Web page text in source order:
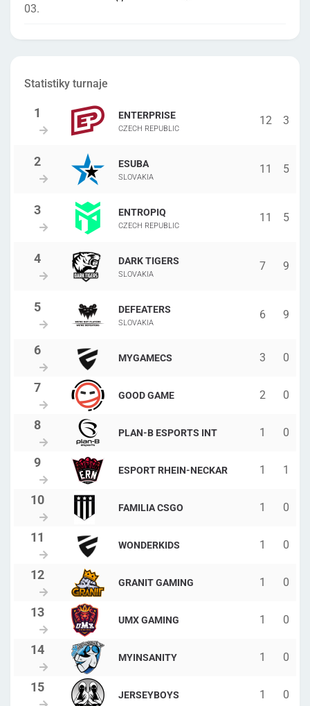
03.
Statistiky turnaje
ENTERPRISE
CZECH REPUBLIC
12 3
ESUBA
SLOVAKIA
11 5
ENTROPIQ
CZECH REPUBLIC
11 5
DARK TIGERS
SLOVAKIA
7 9
DEFEATERS
SLOVAKIA
6 9
MYGAMECS 3 0
GOOD GAME 2 0
PLAN-B ESPORTS INT 1 0
ESPORT RHEIN-NECKAR 1 1
FAMILIA CSGO 1 0
WONDERKIDS 1 0
GRANIT GAMING 1 0
UMX GAMING 1 0
MYINSANITY 1 0
JERSEYBOYS 1 0